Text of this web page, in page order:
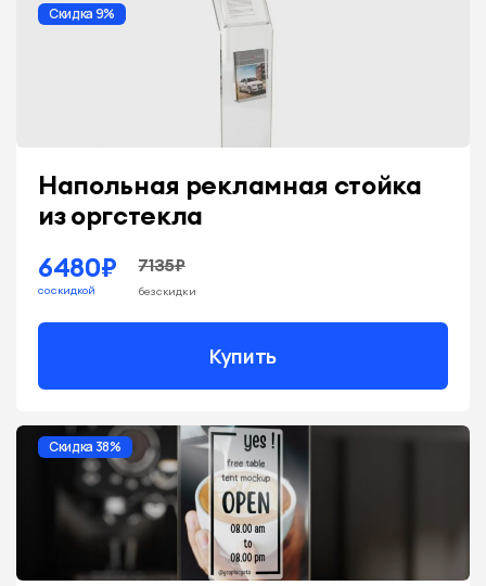
Скидка 9%
Напольная рекламная стойка
из оргстекла
6480₽
со скидкой
7135₽
без скидки
Купить
Скидка 38%